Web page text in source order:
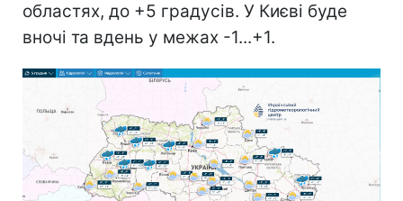
областях, до +5 градусів. У Києві буде
вночі та вдень у межах -1...+1.